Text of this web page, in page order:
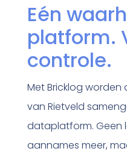
Eén
platform.
controle.
Met Bricklog
van Rietveld
dataplatform. Geen
aannames meer,